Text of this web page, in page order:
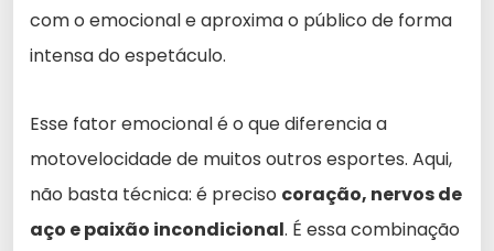
com o emocional e aproxima o público de forma
intensa do espetáculo.
Esse fator emocional é o que diferencia a
motovelocidade de muitos outros esportes. Aqui,
não basta técnica: é preciso coração, nervos de
aço e paixão incondicional. É essa combinação